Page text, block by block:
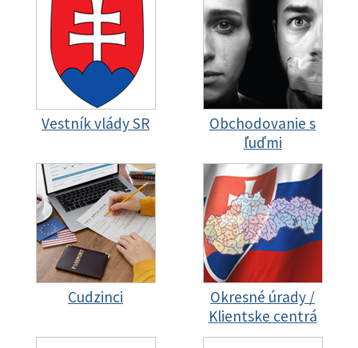
Vestník vlády SR
Obchodovanie s
ľuďmi
Cudzinci
Okresné úrady /
Klientske centrá